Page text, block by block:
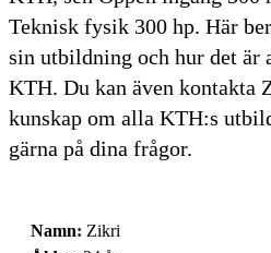
Teknisk fysik 300 hp. Här
sin utbildning och hur det är
KTH. Du kan även kontakta
kunskap om alla KTH:s
gärna på dina frågor.
Namn: Zikri